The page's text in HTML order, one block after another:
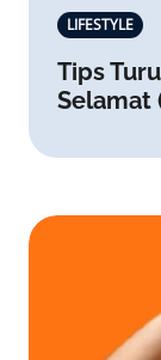
LIFESTYLE
Tips
Selamat